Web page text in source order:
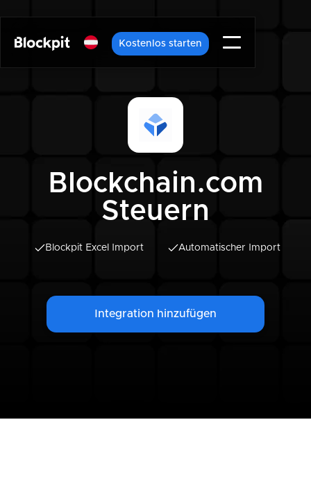
Kostenlos starten
Blockchain.com
Steuern
Blockpit Excel Import Automatischer Import
Integration hinzufügen